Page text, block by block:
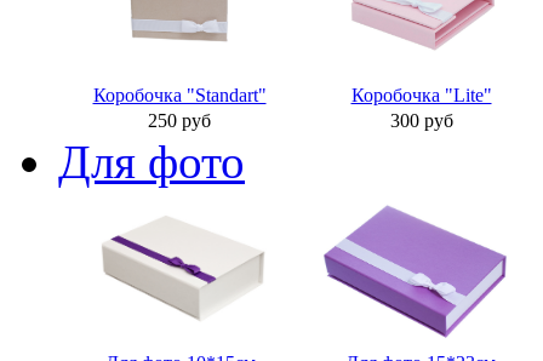
Коробочка "Standart"
Коробочка "Lite"
250 руб
300 руб
Для фото